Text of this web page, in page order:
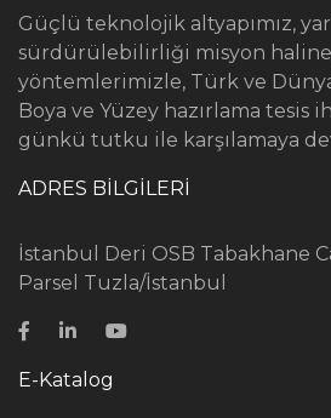
Güçlü teknolojik altyapımız,
sürdürülebilirliği misyon
yöntemlerimizle, Türk ve
Boya ve Yüzey hazırlama tesis
günkü tutku ile karşılamaya
ADRES BİLGİLERİ
İstanbul Deri OSB Tabakhane
Parsel Tuzla/İstanbul
E-Katalog